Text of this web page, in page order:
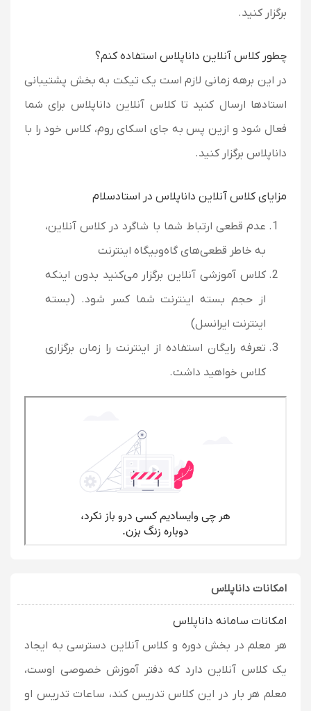
برگزار کنید.
چطور کلاس آنلاین داناپلاس استفاده کنم؟
در این برهه زمانی لازم است یک تیکت به بخش پشتیبانی
استادها ارسال کنید تا کلاس آنلاین داناپلاس برای شما
فعال شود و ازین پس به جای اسکای روم، کلاس خود را با
داناپلاس برگزار کنید.
مزایای کلاس آنلاین داناپلاس در استادسلام
عدم قطعی ارتباط شما با شاگرد در کلاس آنلاین،
به خاطر قطعی‌های گاه‌و‌بیگاه اینترنت
کلاس آموزشی آنلاین برگزار می‌کنید بدون اینکه
از حجم بسته اینترنت شما کسر شود. (بسته
اینترنت ایرانسل)
تعرفه رایگان استفاده از اینترنت را زمان برگزاری
کلاس خواهید داشت.
امکانات داناپلاس
امکانات سامانه داناپلاس
هر معلم در بخش دوره و کلاس آنلاین دسترسی به ایجاد
یک کلاس آنلاین دارد که دفتر آموزش خصوصی اوست،
معلم هر بار در این کلاس تدریس کند، ساعات تدریس او